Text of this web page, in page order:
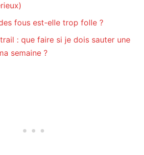
fous est-elle trop folle ?
: que faire si je dois sauter une
semaine ?